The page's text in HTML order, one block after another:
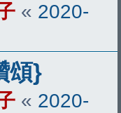
« 2020-
頌}
« 2020-